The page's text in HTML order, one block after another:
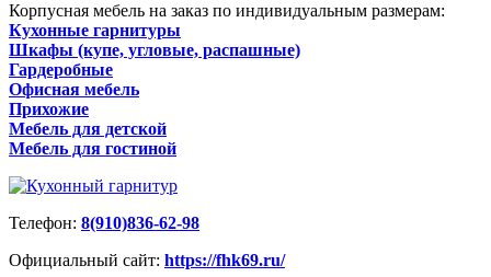
Корпусная мебель на заказ по индивидуальным размерам:
Кухонные гарнитуры
Шкафы (купе, угловые, распашные)
Гардеробные
Офисная мебель
Прихожие
Мебель для детской
Мебель для гостиной
Телефон: 8(910)836-62-98
Официальный сайт: https://fhk69.ru/